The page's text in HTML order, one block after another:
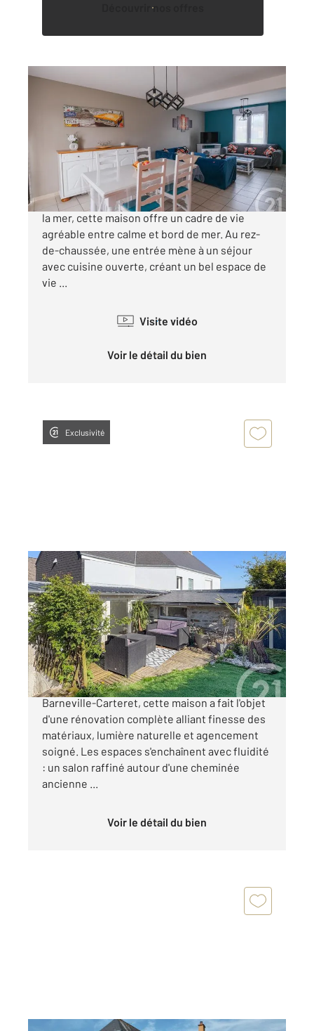
Découvrir nos offres
BARNEVILLE CARTERET 50
, 5 pièces
Ref : 1948
Maison à vendre
336 500 €
À Barneville-Plage, à seulement 600 mètres de
la mer, cette maison offre un cadre de vie
agréable entre calme et bord de mer. Au rez-
de-chaussée, une entrée mène à un séjour
avec cuisine ouverte, créant un bel espace de
vie ...
Visite vidéo
Voir le détail du bien
Exclusivité
BARNEVILLE CARTERET 50
96,35 m2, 4 pièces
Ref : 1990
Maison à vendre
292 000 €
Idéalement située dans le centre de
Barneville-Carteret, cette maison a fait l'objet
d'une rénovation complète alliant finesse des
matériaux, lumière naturelle et agencement
soigné. Les espaces s'enchaînent avec fluidité
: un salon raffiné autour d'une cheminée
ancienne ...
Voir le détail du bien